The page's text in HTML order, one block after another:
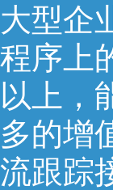
大型企
程序上
以上，
多的增
流跟踪